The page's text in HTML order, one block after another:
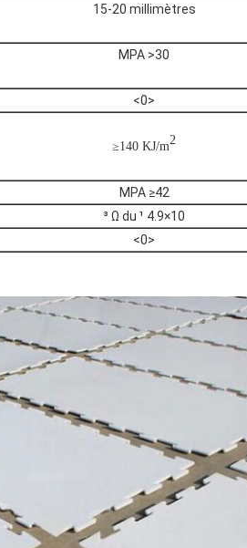
15-20 millimètres
MPA >30
<0>
≥140 KJ/m2
MPA ≥42
³ Ω du ¹ 4.9×10
<0>